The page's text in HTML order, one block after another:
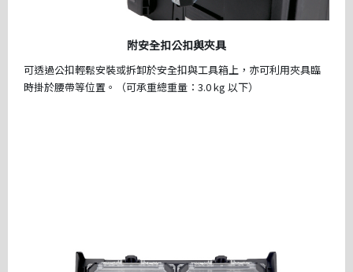
附安全扣公扣與夾具
可透過公扣輕鬆安裝或拆卸於安全扣與工具箱上，亦可利用夾具臨
時掛於腰帶等位置。（可承重總重量：3.0 kg 以下）